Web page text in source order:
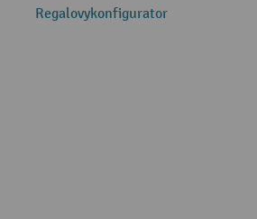
Regalovykonfigurator